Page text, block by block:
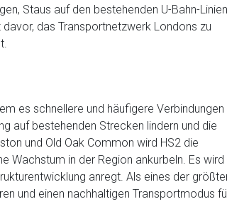
Staus auf den bestehenden U-Bahn-Linien
das Transportnetzwerk Londons zu
es schnellere und häufigere Verbindungen
auf bestehenden Strecken lindern und die
und Old Oak Common wird HS2 die
Wachstum in der Region ankurbeln. Es wird
anregt. Als eines der
und einen nachhaltigen Transportmodus